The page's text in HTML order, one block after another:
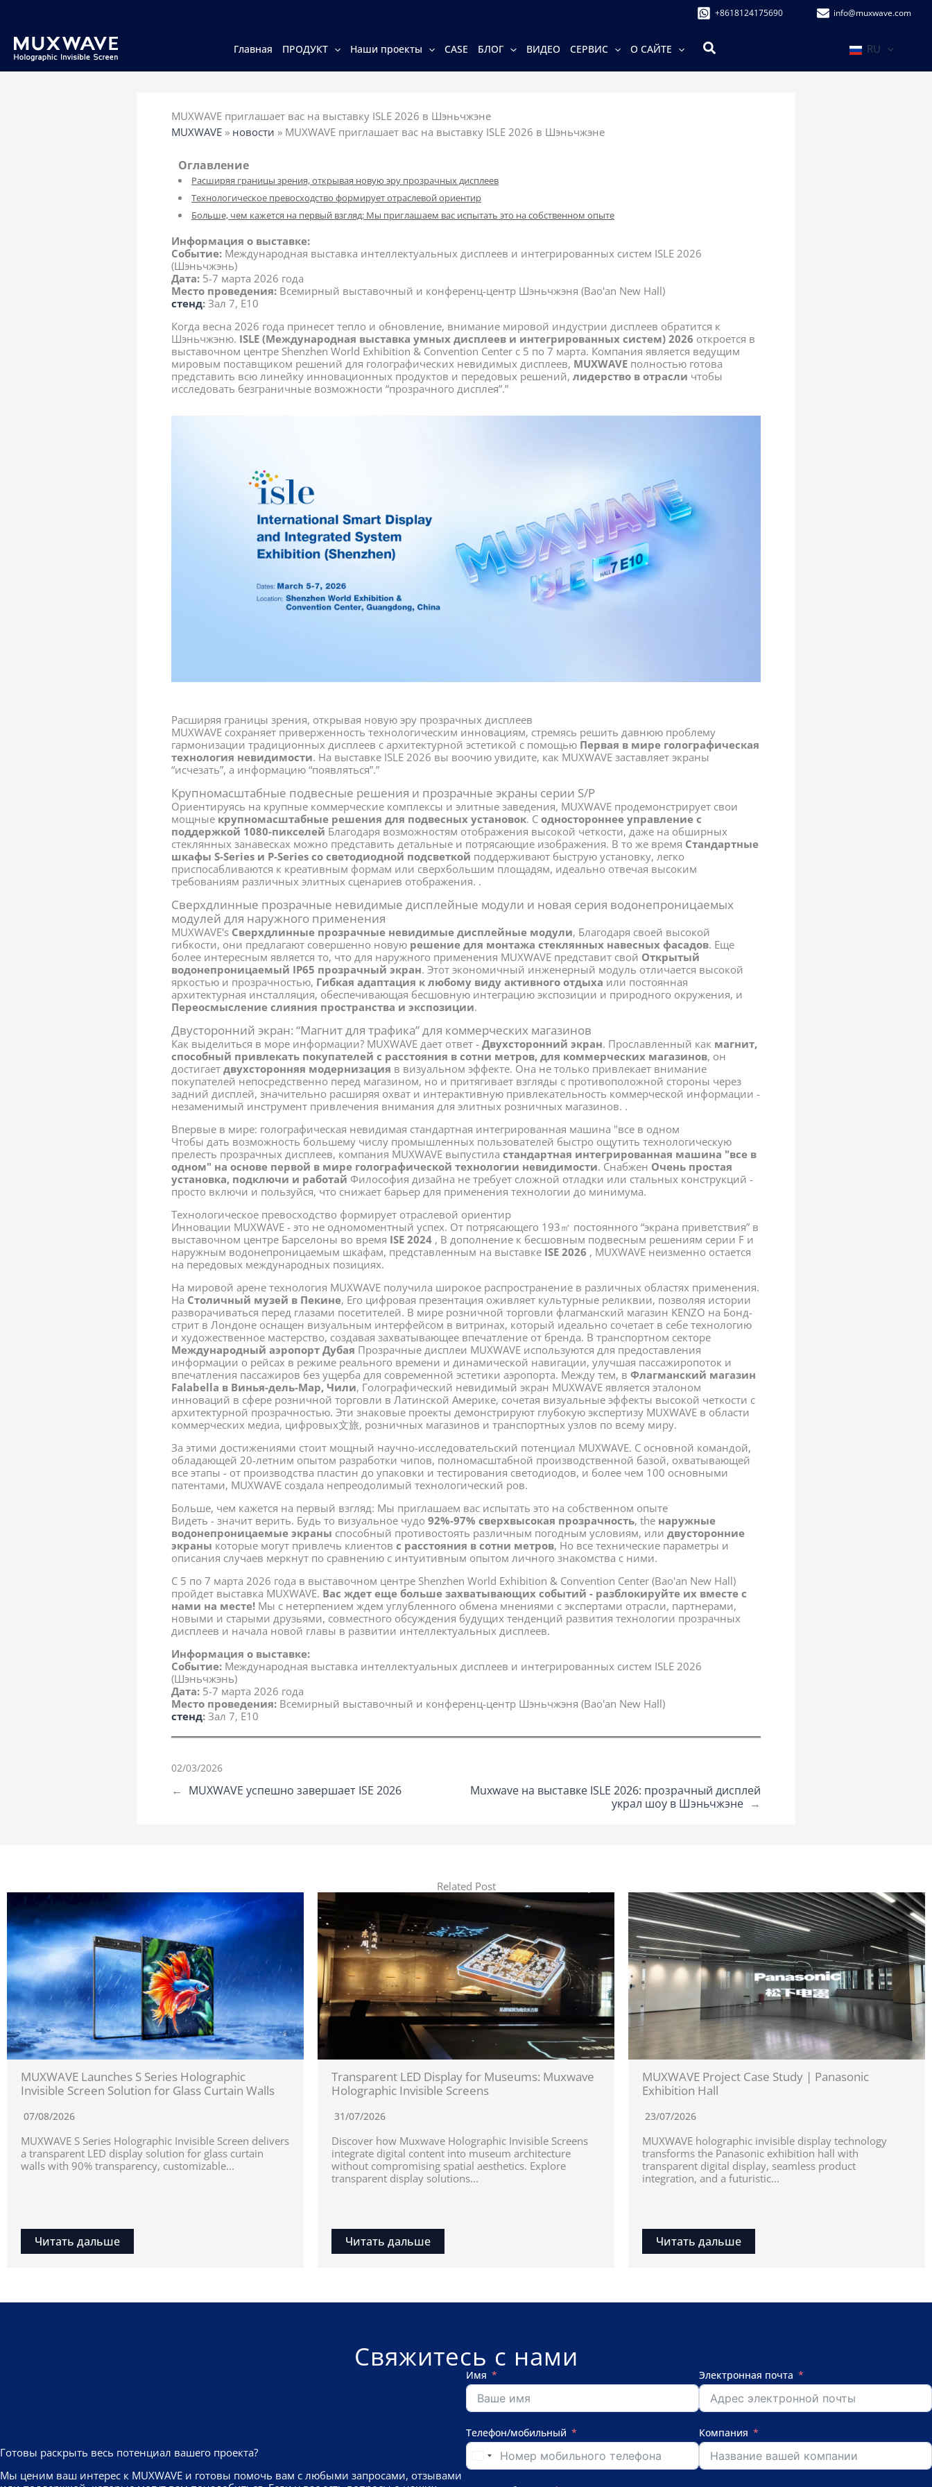
+8618124175690 info@muxwave.com
Главная ПРОДУКТ Наши проекты CASE БЛОГ ВИДЕО СЕРВИС О САЙТЕ Поиск RU
MUXWAVE приглашает вас на выставку ISLE 2026 в Шэньчжэне
MUXWAVE » новости » MUXWAVE приглашает вас на выставку ISLE 2026 в Шэньчжэне
Оглавление
Расширяя границы зрения, открывая новую эру прозрачных дисплеев
Технологическое превосходство формирует отраслевой ориентир
Больше, чем кажется на первый взгляд: Мы приглашаем вас испытать это на собственном опыте
Информация о выставке:
Событие: Международная выставка интеллектуальных дисплеев и интегрированных систем ISLE 2026
(Шэньчжэнь)
Дата: 5-7 марта 2026 года
Место проведения: Всемирный выставочный и конференц-центр Шэньчжэня (Bao'an New Hall)
стенд: Зал 7, E10
Когда весна 2026 года принесет тепло и обновление, внимание мировой индустрии дисплеев обратится к
Шэньчжэню. ISLE (Международная выставка умных дисплеев и интегрированных систем) 2026 откроется в
выставочном центре Shenzhen World Exhibition & Convention Center с 5 по 7 марта. Компания является ведущим
мировым поставщиком решений для голографических невидимых дисплеев, MUXWAVE полностью готова
представить всю линейку инновационных продуктов и передовых решений, лидерство в отрасли чтобы
исследовать безграничные возможности “прозрачного дисплея”.”
Расширяя границы зрения, открывая новую эру прозрачных дисплеев
MUXWAVE сохраняет приверженность технологическим инновациям, стремясь решить давнюю проблему
гармонизации традиционных дисплеев с архитектурной эстетикой с помощью Первая в мире голографическая
технология невидимости. На выставке ISLE 2026 вы воочию увидите, как MUXWAVE заставляет экраны
“исчезать”, а информацию “появляться”.”
Крупномасштабные подвесные решения и прозрачные экраны серии S/P
Ориентируясь на крупные коммерческие комплексы и элитные заведения, MUXWAVE продемонстрирует свои
мощные крупномасштабные решения для подвесных установок. С одностороннее управление с
поддержкой 1080-пикселей Благодаря возможностям отображения высокой четкости, даже на обширных
стеклянных занавесках можно представить детальные и потрясающие изображения. В то же время Стандартные
шкафы S-Series и P-Series со светодиодной подсветкой поддерживают быструю установку, легко
приспосабливаются к креативным формам или сверхбольшим площадям, идеально отвечая высоким
требованиям различных элитных сценариев отображения. .
Сверхдлинные прозрачные невидимые дисплейные модули и новая серия водонепроницаемых
модулей для наружного применения
MUXWAVE's Сверхдлинные прозрачные невидимые дисплейные модули, Благодаря своей высокой
гибкости, они предлагают совершенно новую решение для монтажа стеклянных навесных фасадов. Еще
более интересным является то, что для наружного применения MUXWAVE представит свой Открытый
водонепроницаемый IP65 прозрачный экран. Этот экономичный инженерный модуль отличается высокой
яркостью и прозрачностью, Гибкая адаптация к любому виду активного отдыха или постоянная
архитектурная инсталляция, обеспечивающая бесшовную интеграцию экспозиции и природного окружения, и
Переосмысление слияния пространства и экспозиции.
Двусторонний экран: “Магнит для трафика” для коммерческих магазинов
Как выделиться в море информации? MUXWAVE дает ответ - Двухсторонний экран. Прославленный как магнит,
способный привлекать покупателей с расстояния в сотни метров, для коммерческих магазинов, он
достигает двухсторонняя модернизация в визуальном эффекте. Она не только привлекает внимание
покупателей непосредственно перед магазином, но и притягивает взгляды с противоположной стороны через
задний дисплей, значительно расширяя охват и интерактивную привлекательность коммерческой информации -
незаменимый инструмент привлечения внимания для элитных розничных магазинов. .
Впервые в мире: голографическая невидимая стандартная интегрированная машина "все в одном
Чтобы дать возможность большему числу промышленных пользователей быстро ощутить технологическую
прелесть прозрачных дисплеев, компания MUXWAVE выпустила стандартная интегрированная машина "все в
одном" на основе первой в мире голографической технологии невидимости. Снабжен Очень простая
установка, подключи и работай Философия дизайна не требует сложной отладки или стальных конструкций -
просто включи и пользуйся, что снижает барьер для применения технологии до минимума.
Технологическое превосходство формирует отраслевой ориентир
Инновации MUXWAVE - это не одномоментный успех. От потрясающего 193㎡ постоянного “экрана приветствия” в
выставочном центре Барселоны во время ISE 2024 , В дополнение к бесшовным подвесным решениям серии F и
наружным водонепроницаемым шкафам, представленным на выставке ISE 2026 , MUXWAVE неизменно остается
на передовых международных позициях.
На мировой арене технология MUXWAVE получила широкое распространение в различных областях применения.
На Столичный музей в Пекине, Его цифровая презентация оживляет культурные реликвии, позволяя истории
разворачиваться перед глазами посетителей. В мире розничной торговли флагманский магазин KENZO на Бонд-
стрит в Лондоне оснащен визуальным интерфейсом в витринах, который идеально сочетает в себе технологию
и художественное мастерство, создавая захватывающее впечатление от бренда. В транспортном секторе
Международный аэропорт Дубая Прозрачные дисплеи MUXWAVE используются для предоставления
информации о рейсах в режиме реального времени и динамической навигации, улучшая пассажиропоток и
впечатления пассажиров без ущерба для современной эстетики аэропорта. Между тем, в Флагманский магазин
Falabella в Винья-дель-Мар, Чили, Голографический невидимый экран MUXWAVE является эталоном
инноваций в сфере розничной торговли в Латинской Америке, сочетая визуальные эффекты высокой четкости с
архитектурной прозрачностью. Эти знаковые проекты демонстрируют глубокую экспертизу MUXWAVE в области
коммерческих медиа, цифровых文旅, розничных магазинов и транспортных узлов по всему миру.
За этими достижениями стоит мощный научно-исследовательский потенциал MUXWAVE. С основной командой,
обладающей 20-летним опытом разработки чипов, полномасштабной производственной базой, охватывающей
все этапы - от производства пластин до упаковки и тестирования светодиодов, и более чем 100 основными
патентами, MUXWAVE создала непреодолимый технологический ров.
Больше, чем кажется на первый взгляд: Мы приглашаем вас испытать это на собственном опыте
Видеть - значит верить. Будь то визуальное чудо 92%-97% сверхвысокая прозрачность, the наружные
водонепроницаемые экраны способный противостоять различным погодным условиям, или двусторонние
экраны которые могут привлечь клиентов с расстояния в сотни метров, Но все технические параметры и
описания случаев меркнут по сравнению с интуитивным опытом личного знакомства с ними.
С 5 по 7 марта 2026 года в выставочном центре Shenzhen World Exhibition & Convention Center (Bao'an New Hall)
пройдет выставка MUXWAVE. Вас ждет еще больше захватывающих событий - разблокируйте их вместе с
нами на месте! Мы с нетерпением ждем углубленного обмена мнениями с экспертами отрасли, партнерами,
новыми и старыми друзьями, совместного обсуждения будущих тенденций развития технологии прозрачных
дисплеев и начала новой главы в развитии интеллектуальных дисплеев.
Информация о выставке:
Событие: Международная выставка интеллектуальных дисплеев и интегрированных систем ISLE 2026
(Шэньчжэнь)
Дата: 5-7 марта 2026 года
Место проведения: Всемирный выставочный и конференц-центр Шэньчжэня (Bao'an New Hall)
стенд: Зал 7, E10
02/03/2026
← MUXWAVE успешно завершает ISE 2026
Muxwave на выставке ISLE 2026: прозрачный дисплей
украл шоу в Шэньчжэне →
Related Post
MUXWAVE Launches S Series Holographic
Invisible Screen Solution for Glass Curtain Walls
07/08/2026
MUXWAVE S Series Holographic Invisible Screen delivers
a transparent LED display solution for glass curtain
walls with 90% transparency, customizable...
Читать дальше
Transparent LED Display for Museums: Muxwave
Holographic Invisible Screens
31/07/2026
Discover how Muxwave Holographic Invisible Screens
integrate digital content into museum architecture
without compromising spatial aesthetics. Explore
transparent display solutions...
Читать дальше
MUXWAVE Project Case Study | Panasonic
Exhibition Hall
23/07/2026
MUXWAVE holographic invisible display technology
transforms the Panasonic exhibition hall with
transparent digital display, seamless product
integration, and a futuristic...
Читать дальше
Свяжитесь с нами
Готовы раскрыть весь потенциал вашего проекта?
Мы ценим ваш интерес к MUXWAVE и готовы помочь вам с любыми запросами, отзывами
Имя Электронная почта
Телефон/мобильный Компания